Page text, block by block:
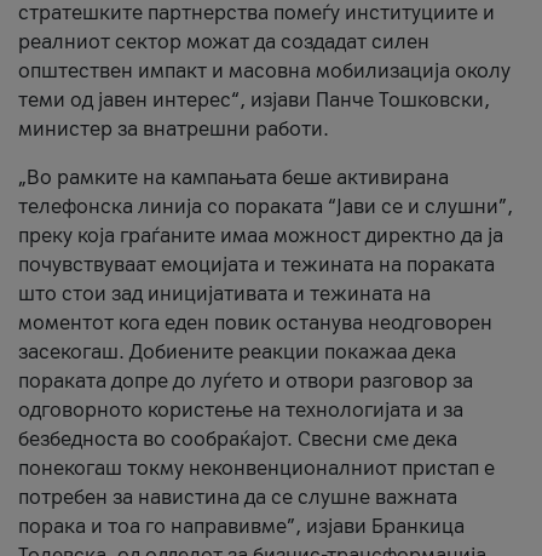
стратешките партнерства помеѓу институциите и
реалниот сектор можат да создадат силен
општествен импакт и масовна мобилизација околу
теми од јавен интерес“, изјави Панче Тошковски,
министер за внатрешни работи.
„Во рамките на кампањата беше активирана
телефонска линија со пораката “Јави се и слушни”,
преку која граѓаните имаа можност директно да ја
почувствуваат емоцијата и тежината на пораката
што стои зад иницијативата и тежината на
моментот кога еден повик останува неодговорен
засекогаш. Добиените реакции покажаа дека
пораката допре до луѓето и отвори разговор за
одговорното користење на технологијата и за
безбедноста во сообраќајот. Свесни сме дека
понекогаш токму неконвенционалниот пристап е
потребен за навистина да се слушне важната
порака и тоа го направивме”, изјави Бранкица